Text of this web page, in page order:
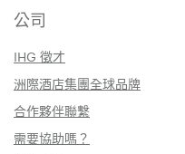
公司
IHG 徵才
洲際酒店集團全球品牌
合作夥伴聯繫
需要協助嗎？